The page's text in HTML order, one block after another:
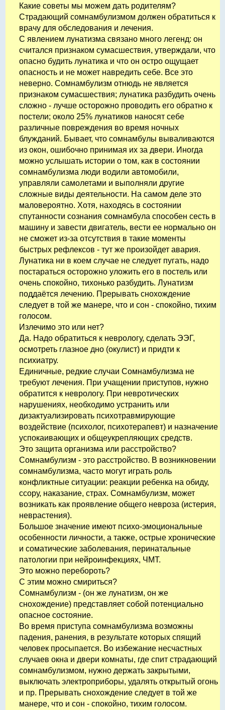
Какие советы мы можем дать родителям?
Страдающий сомнамбулизмом должен обратиться к
врачу для обследования и лечения.
С явлением лунатизма связано много легенд: он
считался признаком сумасшествия, утверждали, что
опасно будить лунатика и что он остро ощущает
опасность и не может навредить себе. Все это
неверно. Сомнамбулизм отнюдь не является
признаком сумасшествия; лунатика разбудить очень
сложно - лучше осторожно проводить его обратно к
постели; около 25% лунатиков наносят себе
различные повреждения во время ночных
блужданий. Бывает, что сомнамбулы вываливаются
из окон, ошибочно принимая их за двери. Иногда
можно услышать истории о том, как в состоянии
сомнамбулизма люди водили автомобили,
управляли самолетами и выполняли другие
сложные виды деятельности. На самом деле это
маловероятно. Хотя, находясь в состоянии
спутанности сознания сомнамбула способен сесть в
машину и завести двигатель, вести ее нормально он
не сможет из-за отсутствия в такие моменты
быстрых рефлексов - тут же произойдет авария.
Лунатика ни в коем случае не следует пугать, надо
постараться осторожно уложить его в постель или
очень спокойно, тихонько разбудить. Лунатизм
поддаётся лечению. Прерывать снохождение
следует в той же манере, что и сон - спокойно, тихим
голосом.
Излечимо это или нет?
Да. Надо обратиться к неврологу, сделать ЭЭГ,
осмотреть глазное дно (окулист) и придти к
психиатру.
Единичные, редкие случаи Сомнамбулизма не
требуют лечения. При учащении приступов, нужно
обратится к неврологу. При невротических
нарушениях, необходимо устранить или
дизактуализировать психотравмирующие
воздействие (психолог, психотерапевт) и назначение
успокаивающих и общеукрепляющих средств.
Это защита организма или расстройство?
Сомнамбулизм - это расстройство. В возникновении
сомнамбулизма, часто могут играть роль
конфликтные ситуации: реакции ребенка на обиду,
ссору, наказание, страх. Сомнамбулизм, может
возникать как проявление общего невроза (истерия,
неврастения).
Большое значение имеют психо-эмоциональные
особенности личности, а также, острые хронические
и соматические заболевания, перинатальные
патологии при нейроинфекциях, ЧМТ.
Это можно перебороть?
С этим можно смириться?
Сомнамбулизм - (он же лунатизм, он же
снохождение) представляет собой потенциально
опасное состояние.
Во время приступа сомнамбулизма возможны
падения, ранения, в результате которых спящий
человек просыпается. Во избежание несчастных
случаев окна и двери комнаты, где спит страдающий
сомнамбулизмом, нужно держать закрытыми,
выключать электроприборы, удалять открытый огонь
и пр. Прерывать снохождение следует в той же
манере, что и сон - спокойно, тихим голосом.